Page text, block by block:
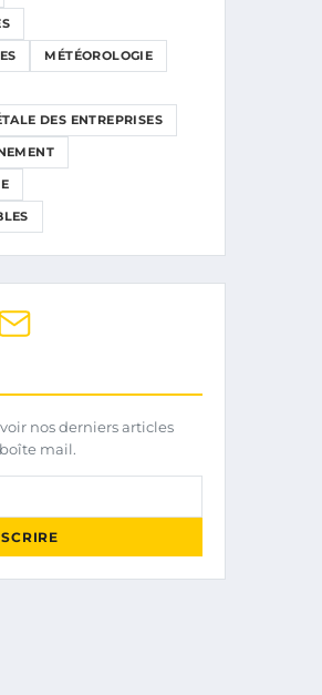
MÉTÉOROLOGIE
DES ENTREPRISES
nos derniers articles
mail.